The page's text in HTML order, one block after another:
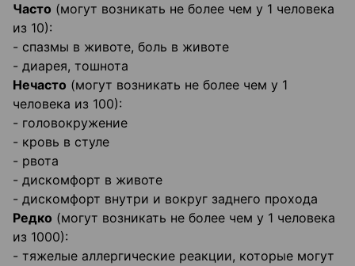
Часто (могут возникать не более чем у 1 человека
из 10):
- спазмы в животе, боль в животе
- диарея, тошнота
Нечасто (могут возникать не более чем у 1
человека из 100):
- головокружение
- кровь в стуле
- рвота
- дискомфорт в животе
- дискомфорт внутри и вокруг заднего прохода
Редко (могут возникать не более чем у 1 человека
из 1000):
- тяжелые аллергические реакции, которые могут